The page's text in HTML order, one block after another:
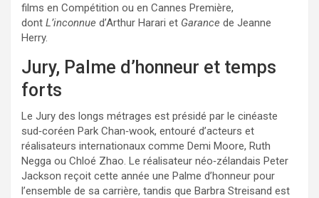
films en Compétition ou en Cannes Première,
dont L’inconnue d’Arthur Harari et Garance de Jeanne
Herry.
Jury, Palme d’honneur et temps
forts
Le Jury des longs métrages est présidé par le cinéaste
sud‑coréen Park Chan‑wook, entouré d’acteurs et
réalisateurs internationaux comme Demi Moore, Ruth
Negga ou Chloé Zhao. Le réalisateur néo‑zélandais Peter
Jackson reçoit cette année une Palme d’honneur pour
l’ensemble de sa carrière, tandis que Barbra Streisand est